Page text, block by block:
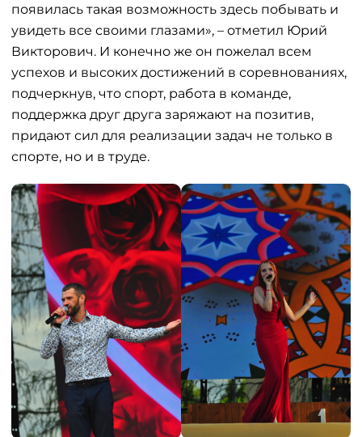
появилась такая возможность здесь побывать и
увидеть все своими глазами», – отметил Юрий
Викторович. И конечно же он пожелал всем
успехов и высоких достижений в соревнованиях,
подчеркнув, что спорт, работа в команде,
поддержка друг друга заряжают на позитив,
придают сил для реализации задач не только в
спорте, но и в труде.